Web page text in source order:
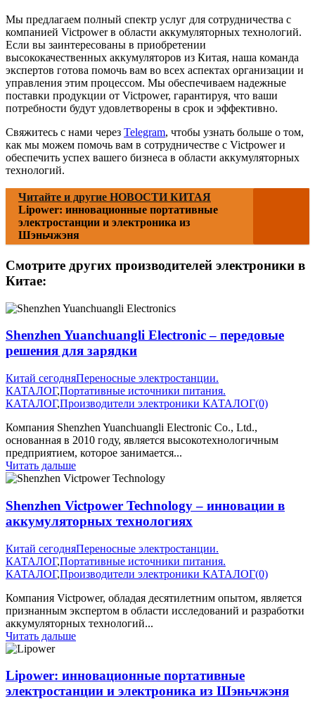
Мы предлагаем полный спектр услуг для сотрудничества с
компанией Victpower в области аккумуляторных технологий.
Если вы заинтересованы в приобретении
высококачественных аккумуляторов из Китая, наша команда
экспертов готова помочь вам во всех аспектах организации и
управления этим процессом. Мы обеспечиваем надежные
поставки продукции от Victpower, гарантируя, что ваши
потребности будут удовлетворены в срок и эффективно.
Свяжитесь с нами через Telegram, чтобы узнать больше о том,
как мы можем помочь вам в сотрудничестве с Victpower и
обеспечить успех вашего бизнеса в области аккумуляторных
технологий.
Читайте и другие НОВОСТИ КИТАЯ
Lipower: инновационные портативные
электростанции и электроника из
Шэньчжэня
Смотрите других производителей электроники в
Китае:
Shenzhen Yuanchuangli Electronic – передовые
решения для зарядки
Китай сегодняПереносные электростанции.
КАТАЛОГ,Портативные источники питания.
КАТАЛОГ,Производители электроники КАТАЛОГ(0)
Компания Shenzhen Yuanchuangli Electronic Co., Ltd.,
основанная в 2010 году, является высокотехнологичным
предприятием, которое занимается...
Читать дальше
Shenzhen Victpower Technology – инновации в
аккумуляторных технологиях
Китай сегодняПереносные электростанции.
КАТАЛОГ,Портативные источники питания.
КАТАЛОГ,Производители электроники КАТАЛОГ(0)
Компания Victpower, обладая десятилетним опытом, является
признанным экспертом в области исследований и разработки
аккумуляторных технологий...
Читать дальше
Lipower: инновационные портативные
электростанции и электроника из Шэньчжэня